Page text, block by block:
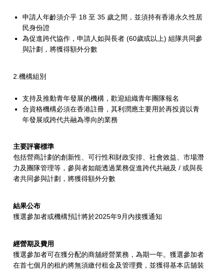
申請人年齡須介乎 18 至 35 歲之間，並須持有香港永久性居
⺠⾝份證
為促進跨代協作，申請人如與長者 (60歲或以上) 組隊共同參
與計劃，將獲得額外分數
2.機構組別
支持及推動青年發展的機構，歡迎組織青年團隊報名
合資格機構必須在香港註冊，其利潤應主要用於再投資以青
年發展或跨代共融為導向的業務
主要評審標準
包括營商計劃的創新性、可⾏性和財政安排、社會效益、市場潛
⼒及團隊管理等，參與者如能透過業務促進跨代共融及 / 或與長
者共同參與計劃，將獲得額外分數
結果公布
獲選參加者或機構預計將於2025年9月內接獲通知
經營期及費用
獲選參加者可在獲分配的商舖經營業務，為期一年。獲選參加者
在首七個月的租約將無須繳付租金及管理費，並獲得基本店舖裝